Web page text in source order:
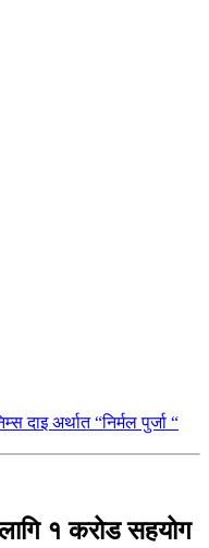
दाइ अर्थात “निर्मल पुर्जा “
लागि १ करोड सहयोग